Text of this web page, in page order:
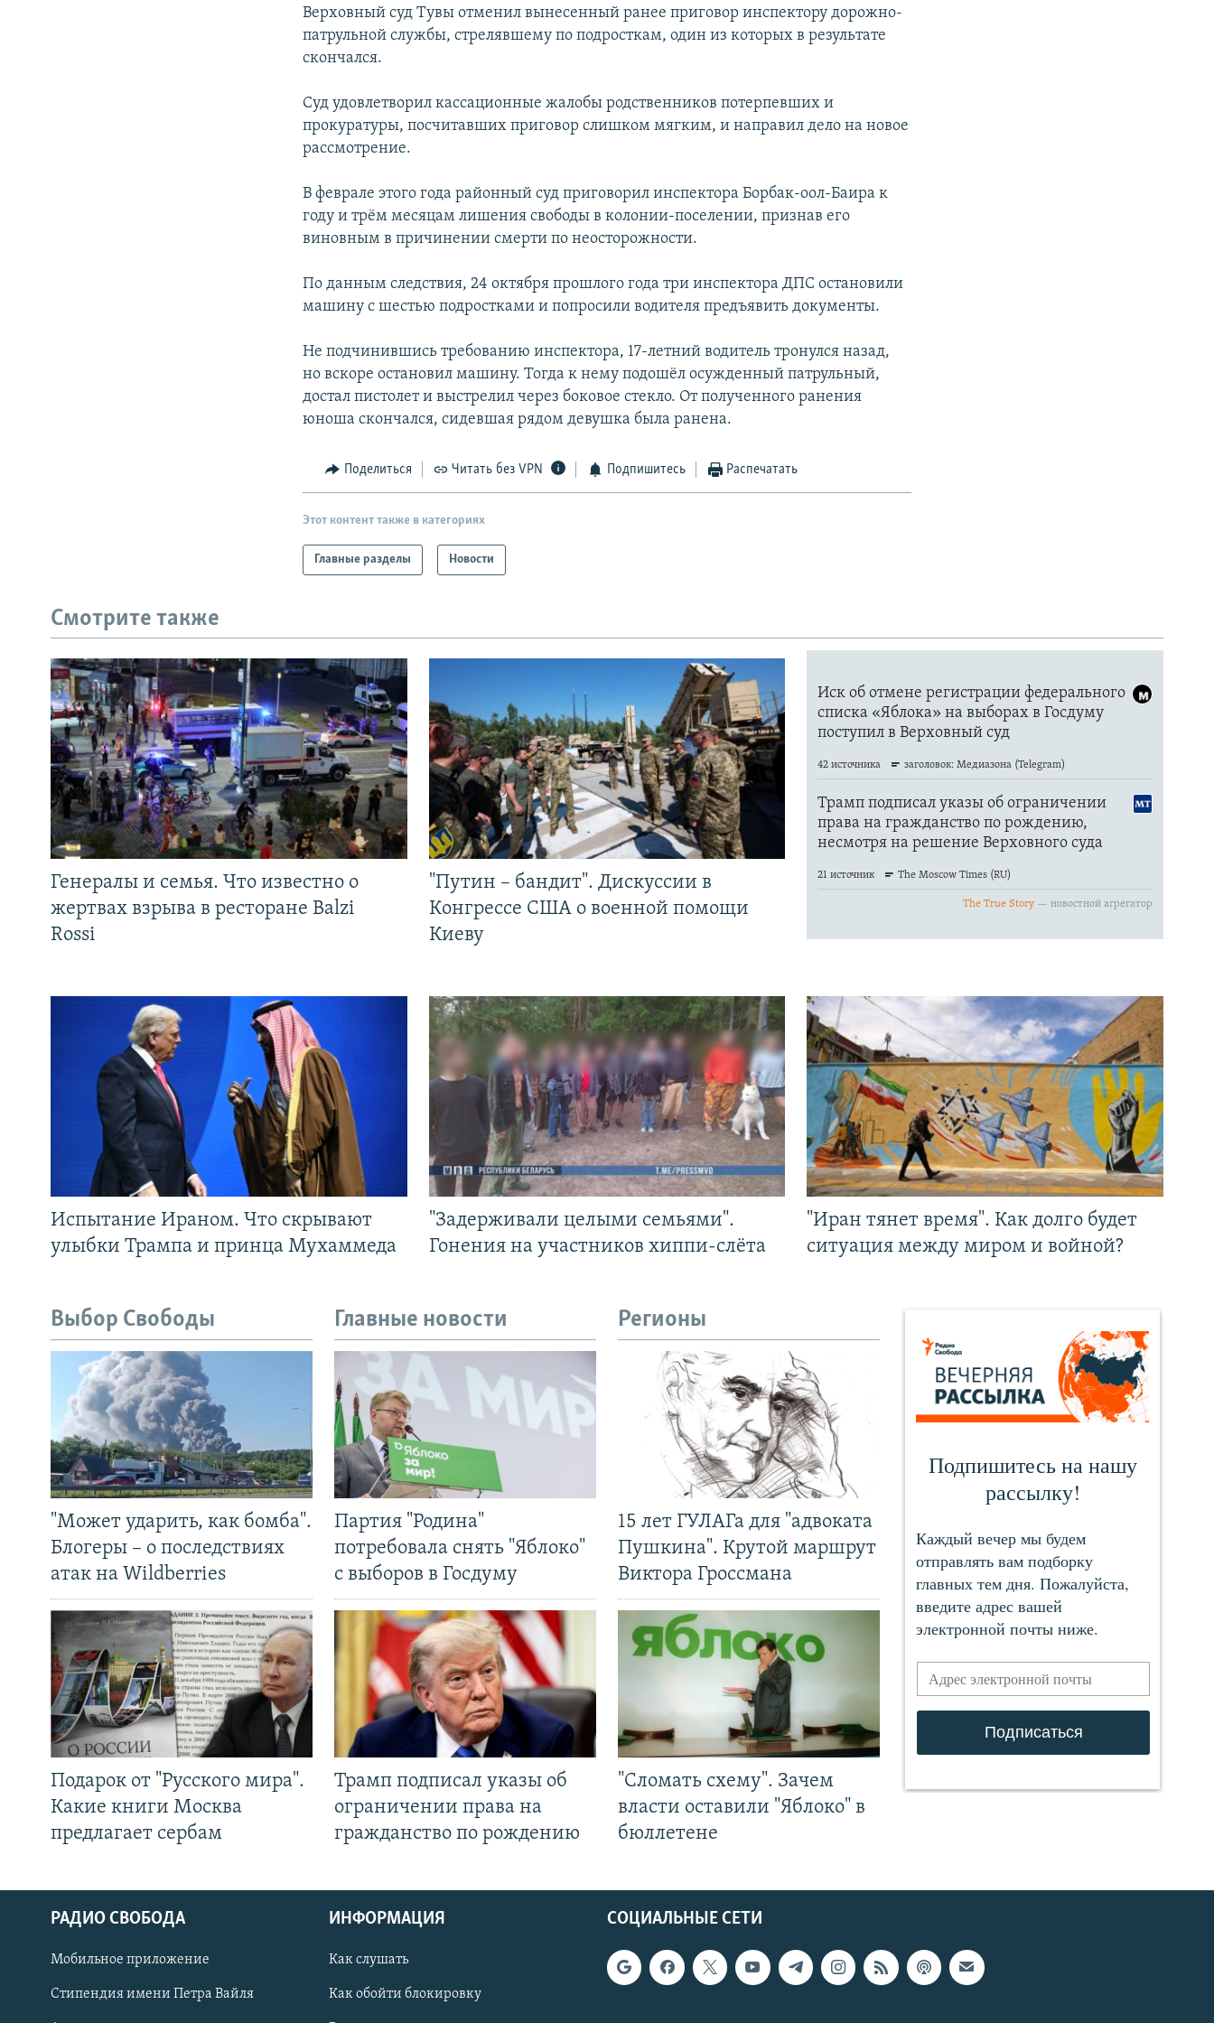
СОЦИАЛЬНЫЕ СЕТИ
Верховный суд Тувы отменил вынесенный ранее приговор инспектору дорожно-
патрульной службы, стрелявшему по подросткам, один из которых в результате
скончался.
Суд удовлетворил кассационные жалобы родственников потерпевших и
прокуратуры, посчитавших приговор слишком мягким, и направил дело на новое
рассмотрение.
В феврале этого года районный суд приговорил инспектора Борбак-оол-Баира к
году и трём месяцам лишения свободы в колонии-поселении, признав его
виновным в причинении смерти по неосторожности.
По данным следствия, 24 октября прошлого года три инспектора ДПС остановили
машину с шестью подростками и попросили водителя предъявить документы.
Не подчинившись требованию инспектора, 17-летний водитель тронулся назад,
но вскоре остановил машину. Тогда к нему подошёл осужденный патрульный,
достал пистолет и выстрелил через боковое стекло. От полученного ранения
юноша скончался, сидевшая рядом девушка была ранена.
Поделиться Читать без VPN Подпишитесь Распечатать
Этот контент также в категориях
Главные разделы Новости
Смотрите также
Генералы и семья. Что известно о
жертвах взрыва в ресторане Balzi
Rossi
"Путин – бандит". Дискуссии в
Конгрессе США о военной помощи
Киеву
Испытание Ираном. Что скрывают
улыбки Трампа и принца Мухаммеда
"Задерживали целыми семьями".
Гонения на участников хиппи-слёта
"Иран тянет время". Как долго будет
ситуация между миром и войной?
Выбор Свободы
"Может ударить, как бомба".
Блогеры – о последствиях
атак на Wildberries
Подарок от "Русского мира".
Какие книги Москва
предлагает сербам
Главные новости
Партия "Родина"
потребовала снять "Яблоко"
с выборов в Госдуму
Трамп подписал указы об
ограничении права на
гражданство по рождению
Регионы
15 лет ГУЛАГа для "адвоката
Пушкина". Крутой маршрут
Виктора Гроссмана
"Сломать схему". Зачем
власти оставили "Яблоко" в
бюллетене
СОЦИАЛЬНЫЕ СЕТИ
РАДИО СВОБОДА
Мобильное приложение
Стипендия имени Петра Вайля
ИНФОРМАЦИЯ
Как слушать
Как обойти блокировку